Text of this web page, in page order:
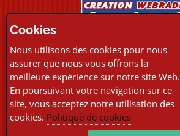
PAIEMENTS
Cookies
Nous utilisons des cookies pour nous
assurer que nous vous offrons la
meilleure expérience sur notre site Web.
En poursuivant votre navigation sur ce
site, vous acceptez notre utilisation des
cookies. Politique de cookies